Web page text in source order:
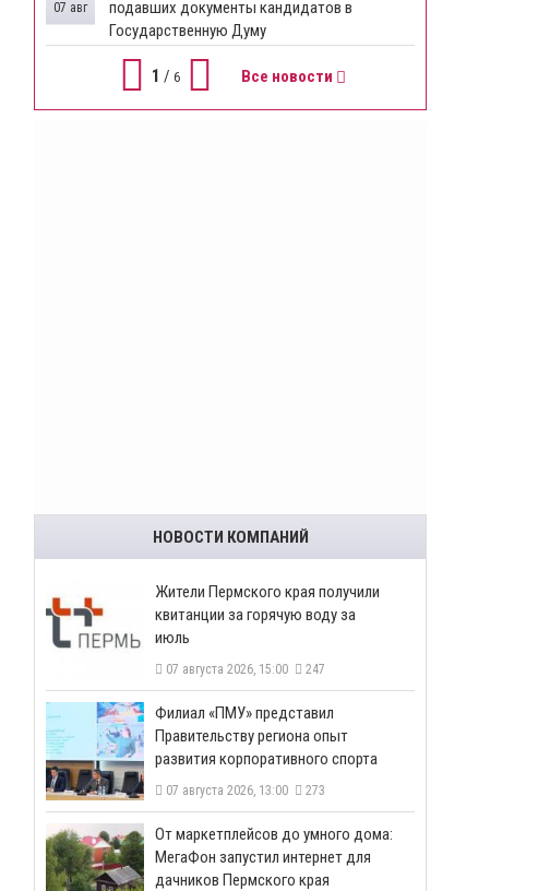
подавших документы кандидатов в
Государственную Думу
07 авг
1 / 6 Все новости
НОВОСТИ КОМПАНИЙ
​Жители Пермского края получили
квитанции за горячую воду за
июль
07 августа 2026, 15:00 247
​Филиал «ПМУ» представил
Правительству региона опыт
развития корпоративного спорта
07 августа 2026, 13:00 273
От маркетплейсов до умного дома:
МегаФон запустил интернет для
дачников Пермского края